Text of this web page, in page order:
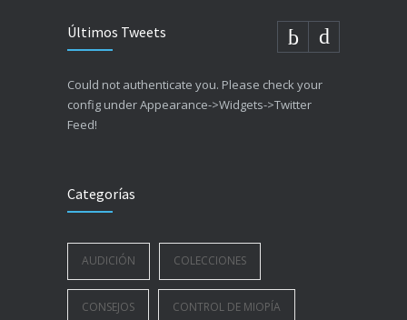
Últimos Tweets
Could not authenticate you. Please check your
config under Appearance->Widgets->Twitter
Feed!
Categorías
AUDICIÓN COLECCIONES
CONSEJOS CONTROL DE MIOPÍA